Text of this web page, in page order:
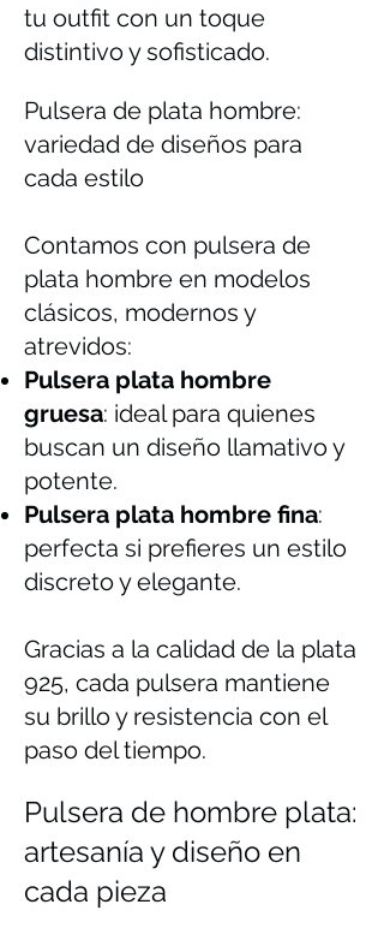
tu outfit con un toque
distintivo y sofisticado.
Pulsera de plata hombre:
variedad de diseños para
cada estilo
Contamos con pulsera de
plata hombre en modelos
clásicos, modernos y
atrevidos:
Pulsera plata hombre
gruesa: ideal para quienes
buscan un diseño llamativo y
potente.
Pulsera plata hombre fina:
perfecta si prefieres un estilo
discreto y elegante.
Gracias a la calidad de la plata
925, cada pulsera mantiene
su brillo y resistencia con el
paso del tiempo.
Pulsera de hombre plata:
artesanía y diseño en
cada pieza